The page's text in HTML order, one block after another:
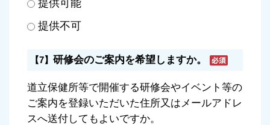
提供可能
提供不可
【7】 研修会のご案内を希望しますか。
道立保健所等で開催する研修会やイベント等の
ご案内を登録いただいた住所又はメールアドレ
スへ送付してもよいですか。